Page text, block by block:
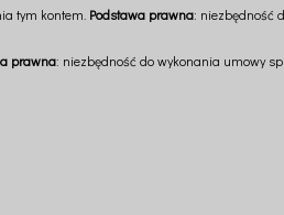
tym kontem. Podstawa prawna: niezbędność
prawna: niezbędność do wykonania umowy